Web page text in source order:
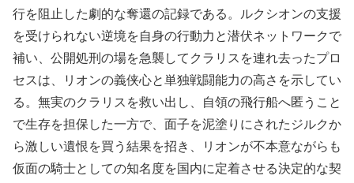
行を阻止した劇的な奪還の記録である。ルクシオンの支援
を受けられない逆境を自身の行動力と潜伏ネットワークで
補い、公開処刑の場を急襲してクラリスを連れ去ったプロ
セスは、リオンの義侠心と単独戦闘能力の高さを示してい
る。無実のクラリスを救い出し、自領の飛行船へ匿うこと
で生存を担保した一方で、面子を泥塗りにされたジルクか
ら激しい遺恨を買う結果を招き、リオンが不本意ながらも
仮面の騎士としての知名度を国内に定着させる決定的な契